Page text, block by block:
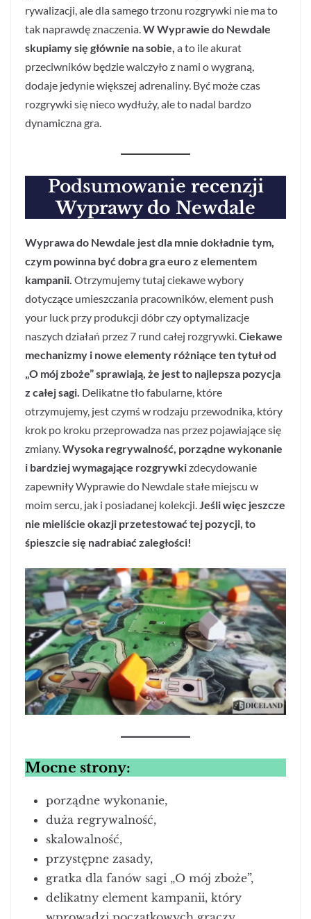
rywalizacji, ale dla samego trzonu rozgrywki nie ma to
tak naprawdę znaczenia. W Wyprawie do Newdale
skupiamy się głównie na sobie, a to ile akurat
przeciwników będzie walczyło z nami o wygraną,
dodaje jedynie większej adrenaliny. Być może czas
rozgrywki się nieco wydłuży, ale to nadal bardzo
dynamiczna gra.
Podsumowanie recenzji
Wyprawy do Newdale
Wyprawa do Newdale jest dla mnie dokładnie tym,
czym powinna być dobra gra euro z elementem
kampanii. Otrzymujemy tutaj ciekawe wybory
dotyczące umieszczania pracowników, element push
your luck przy produkcji dóbr czy optymalizacje
naszych działań przez 7 rund całej rozgrywki. Ciekawe
mechanizmy i nowe elementy różniące ten tytuł od
„O mój zboże” sprawiają, że jest to najlepsza pozycja
z całej sagi. Delikatne tło fabularne, które
otrzymujemy, jest czymś w rodzaju przewodnika, który
krok po kroku przeprowadza nas przez pojawiające się
zmiany. Wysoka regrywalność, porządne wykonanie
i bardziej wymagające rozgrywkizdecydowanie
zapewniły Wyprawie do Newdale stałe miejscu w
moim sercu, jak i posiadanej kolekcji. Jeśli więc jeszcze
nie mieliście okazji przetestować tej pozycji, to
śpieszcie się nadrabiać zaległości!
Mocne strony:
porządne wykonanie,
duża regrywalność,
skalowalność,
przystępne zasady,
gratka dla fanów sagi „O mój zboże”,
delikatny element kampanii, który